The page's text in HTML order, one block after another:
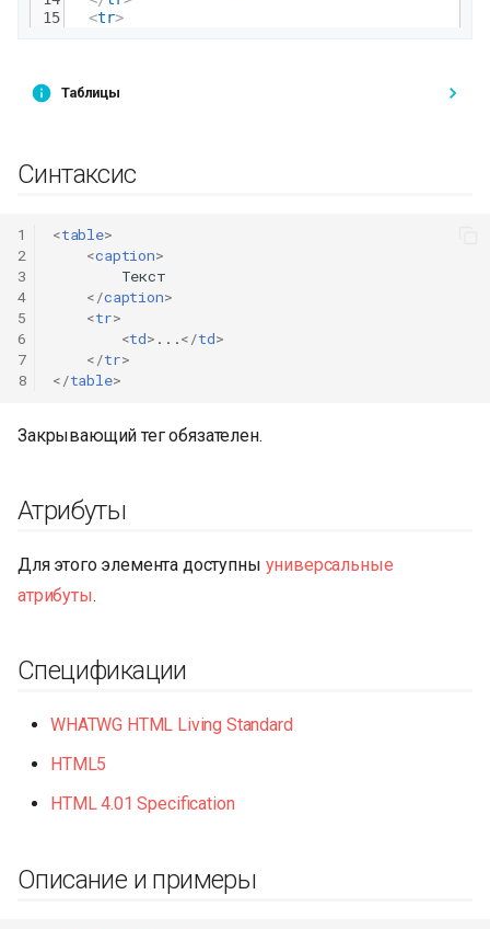
Таблицы
Синтаксис
1
2
3
4
5
6
7
8
<table>
<caption>
        Текст
</caption>
<tr>
<td> ...</td>
</tr>
</table>
Закрывающий тег обязателен.
Атрибуты
Для этого элемента доступны универсальные
атрибуты.
Спецификации
WHATWG HTML Living Standard
HTML5
HTML 4.01 Specification
Описание и примеры